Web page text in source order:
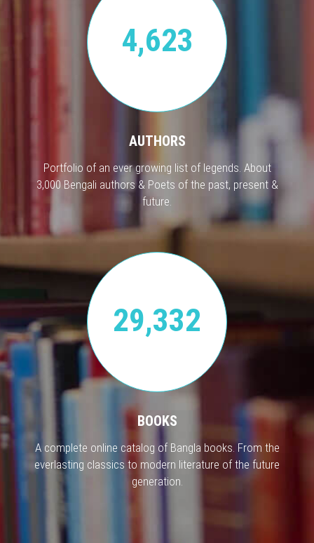
4,623
AUTHORS
Portfolio of an ever growing list of legends. About
3,000 Bengali authors & Poets of the past, present &
future.
29,332
BOOKS
A complete online catalog of Bangla books. From the
everlasting classics to modern literature of the future
generation.